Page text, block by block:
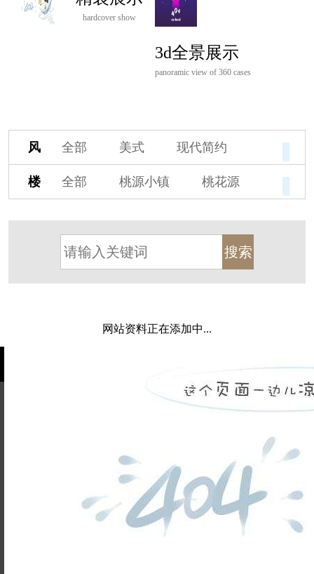
hardcover show
3d全景展示
panoramic view of 360 cases
风
格
全部 美式
现代简约
欧式
中式
新古典
新中式
新亚洲
混搭
轻奢
法式 北欧
简美
港式
其他装饰风格
楼
盘
全部 桃源小镇
桃花源
保亿·湖风雅园
杭房·首望澜翠府
西湖院子
东原德信九章赋
西溪玫瑰
万科·悦虹湾
东方润园
都会森林
瑞城熙园
北辰国颂府
碧桂园珑悦
玉榕庄
旭辉时代
自建别墅
名门世家
绿野春天
网站资料正在添加中...
姓名不能
为空
电话不能